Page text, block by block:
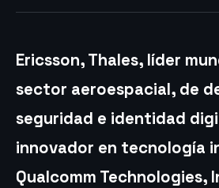
Ericsson,Thales, líder
sector aeroespacial, de
seguridad e identidad
innovador en tecnología
Qualcomm Technologies,